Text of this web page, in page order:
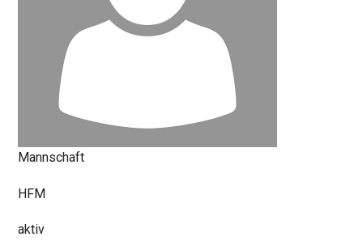
Mannschaft
HFM
aktiv